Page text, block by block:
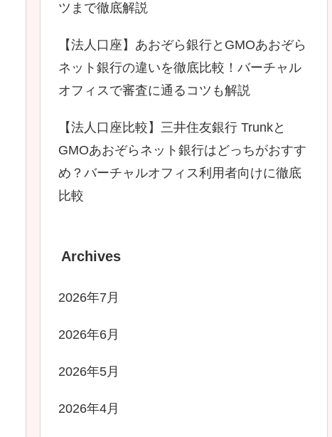
ツまで徹底解説
【法人口座】あおぞら銀行とGMOあおぞら
ネット銀行の違いを徹底比較！バーチャル
オフィスで審査に通るコツも解説
【法人口座比較】三井住友銀行 Trunkと
GMOあおぞらネット銀行はどっちがおすす
め？バーチャルオフィス利用者向けに徹底
比較
Archives
2026年7月
2026年6月
2026年5月
2026年4月